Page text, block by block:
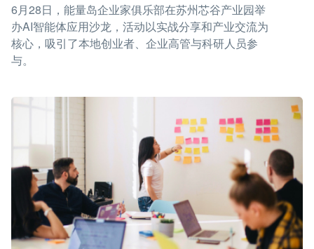
6月28日，能量岛企业家俱乐部在苏州芯谷产业园举
办AI智能体应用沙龙，活动以实战分享和产业交流为
核心，吸引了本地创业者、企业高管与科研人员参
与。